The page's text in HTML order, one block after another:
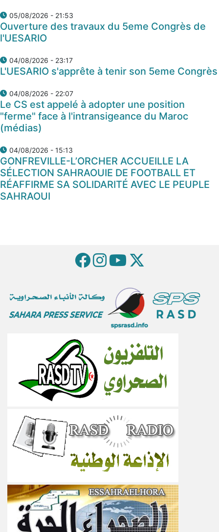
05/08/2026 - 21:53
Ouverture des travaux du 5eme Congrès de
l'UESARIO
04/08/2026 - 23:17
L'UESARIO s'apprête à tenir son 5eme Congrès
04/08/2026 - 22:07
Le CS est appelé à adopter une position
"ferme" face à l'intransigeance du Maroc
(médias)
04/08/2026 - 15:13
GONFREVILLE-L’ORCHER ACCUEILLE LA
SÉLECTION SAHRAOUIE DE FOOTBALL ET
RÉAFFIRME SA SOLIDARITÉ AVEC LE PEUPLE
SAHRAOUI